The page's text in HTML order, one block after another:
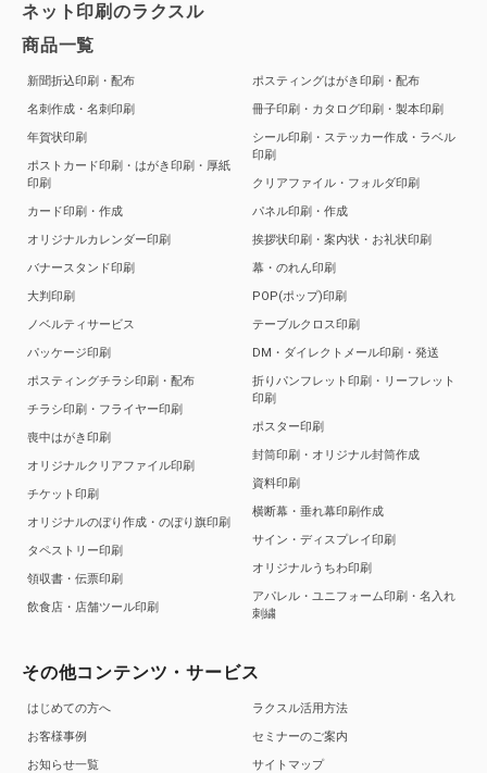
ネット印刷のラクスル
商品一覧
新聞折込印刷・配布
名刺作成・名刺印刷
年賀状印刷
ポストカード印刷・はがき印刷・厚紙
印刷
カード印刷・作成
オリジナルカレンダー印刷
バナースタンド印刷
大判印刷
ノベルティサービス
パッケージ印刷
ポスティングチラシ印刷・配布
チラシ印刷・フライヤー印刷
喪中はがき印刷
オリジナルクリアファイル印刷
チケット印刷
オリジナルのぼり作成・のぼり旗印刷
タペストリー印刷
領収書・伝票印刷
飲食店・店舗ツール印刷
ポスティングはがき印刷・配布
冊子印刷・カタログ印刷・製本印刷
シール印刷・ステッカー作成・ラベル
印刷
クリアファイル・フォルダ印刷
パネル印刷・作成
挨拶状印刷・案内状・お礼状印刷
幕・のれん印刷
POP(ポップ)印刷
テーブルクロス印刷
DM・ダイレクトメール印刷・発送
折りパンフレット印刷・リーフレット
印刷
ポスター印刷
封筒印刷・オリジナル封筒作成
資料印刷
横断幕・垂れ幕印刷作成
サイン・ディスプレイ印刷
オリジナルうちわ印刷
アパレル・ユニフォーム印刷・名入れ
刺繍
その他コンテンツ・サービス
はじめての方へ
お客様事例
お知らせ一覧
ラクスル活用方法
セミナーのご案内
サイトマップ